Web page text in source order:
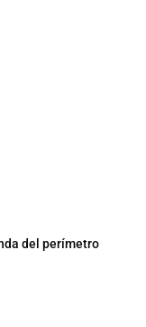
del perímetro